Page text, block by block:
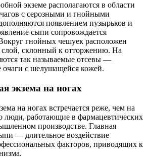
экземе располагаются в области
с серозными и гнойными
появлением пузырьков и
сыпи сопровождается
гнойных чешуек расположен
склонный к отторжению. На
так называемые отсевы —
очаги с шелушащейся кожей.
экзема на ногах
на ногах встречается реже, чем на
люди, работающие в фармацевтических
производстве. Главная
— длительное воздействие
факторов, приводящих к